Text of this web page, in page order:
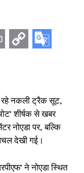
रहे नकली ट्रैक सूट,
शीर्षक से खबर
नोएडा पर, बल्कि
देखी गई।
ने नोएडा स्थित